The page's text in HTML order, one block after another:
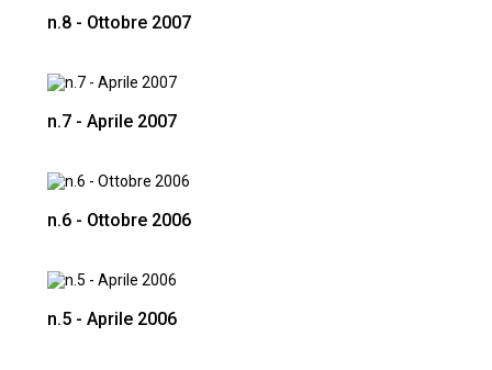
n.8 - Ottobre 2007
n.7 - Aprile 2007
n.6 - Ottobre 2006
n.5 - Aprile 2006